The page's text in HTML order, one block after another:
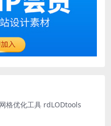
格优化工具 rdLODtools